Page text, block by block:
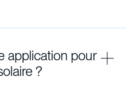
solaire
application pour
?